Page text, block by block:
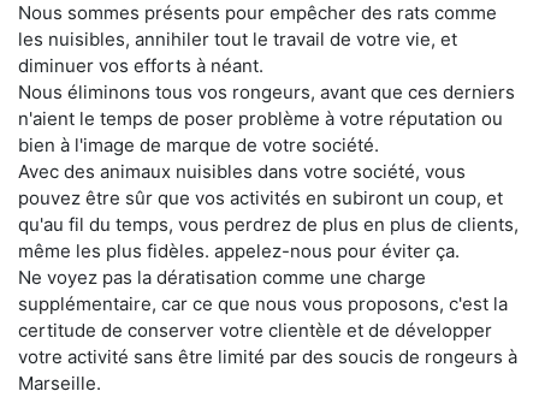
Nous sommes présents pour empêcher des rats comme
les nuisibles, annihiler tout le travail de votre vie, et
diminuer vos efforts à néant.
Nous éliminons tous vos rongeurs, avant que ces derniers
n'aient le temps de poser problème à votre réputation ou
bien à l'image de marque de votre société.
Avec des animaux nuisibles dans votre société, vous
pouvez être sûr que vos activités en subiront un coup, et
qu'au fil du temps, vous perdrez de plus en plus de clients,
même les plus fidèles. appelez-nous pour éviter ça.
Ne voyez pas la dératisation comme une charge
supplémentaire, car ce que nous vous proposons, c'est la
certitude de conserver votre clientèle et de développer
votre activité sans être limité par des soucis de rongeurs à
Marseille.